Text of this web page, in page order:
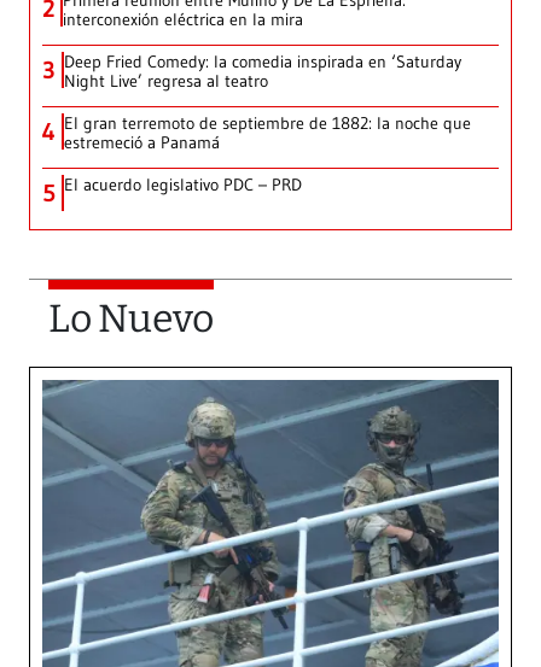
2 interconexión eléctrica en la mira
3 Deep Fried Comedy: la comedia inspirada en ‘Saturday
Night Live’ regresa al teatro
4 El gran terremoto de septiembre de 1882: la noche que
estremeció a Panamá
5 El acuerdo legislativo PDC – PRD
Lo Nuevo